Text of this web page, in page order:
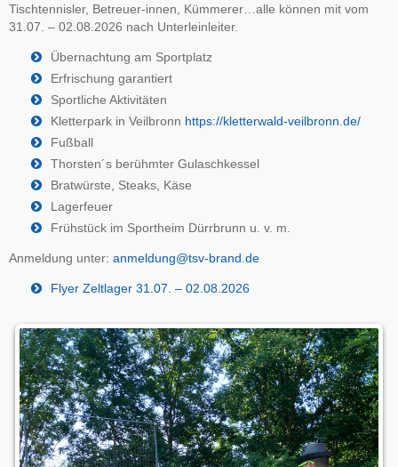
Tischtennisler, Betreuer-innen, Kümmerer…alle können mit vom
31.07. – 02.08.2026 nach Unterleinleiter.
Übernachtung am Sportplatz
Erfrischung garantiert
Sportliche Aktivitäten
Kletterpark in Veilbronn https://kletterwald-veilbronn.de/
Fußball
Thorsten´s berühmter Gulaschkessel
Bratwürste, Steaks, Käse
Lagerfeuer
Frühstück im Sportheim Dürrbrunn u. v. m.
Anmeldung unter: anmeldung@tsv-brand.de
Flyer Zeltlager 31.07. – 02.08.2026